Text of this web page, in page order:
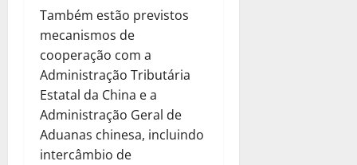
Também estão previstos
mecanismos de
cooperação com a
Administração Tributária
Estatal da China e a
Administração Geral de
Aduanas chinesa, incluindo
intercâmbio de